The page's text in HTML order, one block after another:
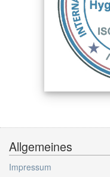
Allgemeines
Impressum